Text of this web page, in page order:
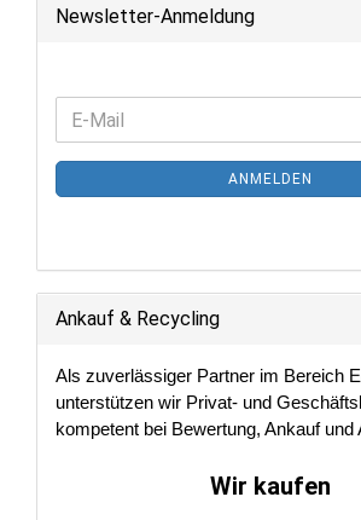
Newsletter-Anmeldung
WEITER
ZUR
NEWSLETTER-
ANMELDUNG
E-
Mail
ANMELDEN
Ankauf & Recycling
Als zuverlässiger Partner im Bereich
unterstützen wir Privat- und
kompetent bei Bewertung, Ankauf und
Wir kaufen